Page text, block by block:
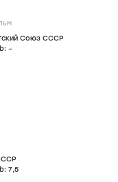
Союз СССР
–
7,5